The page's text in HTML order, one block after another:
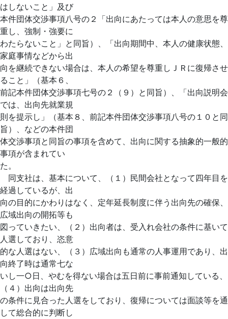
はしないこと」及び
本件団体交渉事項八号の２「出向にあたっては本人の意思を尊
重し、強制・強要に
わたらないこと」と同旨）、「出向期間中、本人の健康状態、
家庭事情などから出
向を継続できない場合は、本人の希望を尊重しＪＲに復帰させ
ること」（基本６、
前記本件団体交渉事項七号の２（９）と同旨）、「出向説明会
では、出向先就業規
則を提示し」（基本８、前記本件団体交渉事項八号の１０と同
旨）、などの本件団
体交渉事項と同旨の事項を含めて、出向に関する抽象的一般的
事項が含まれてい
た。
同支社は、基本について、（１）民間会社となって四年目を
経過しているが、出
向の目的にかわりはなく、定年延長制度に伴う出向先の確保、
広域出向の開拓等も
図っていきたい、（２）出向者は、受入れ会社の条件に基いて
人選しており、恣意
的な人選はない、（３）広域出向も通常の人事運用であり、出
向終了時は通常七な
いし一○日、やむを得ない場合は五日前に事前通知している、
（４）出向は出向先
の条件に見合った人選をしており、復帰については面談等を通
して総合的に判断し